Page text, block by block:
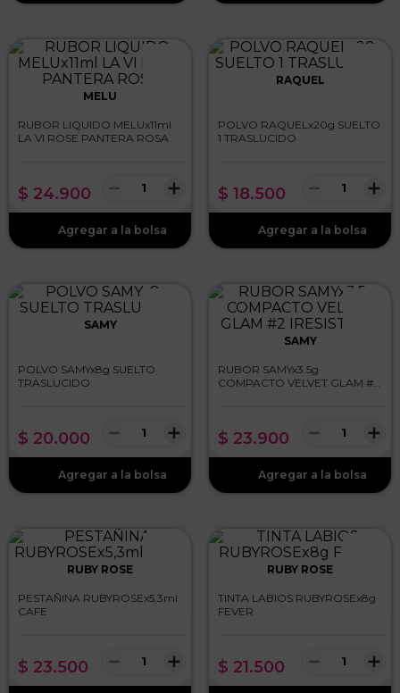
MELU
RUBOR LIQUIDO MELUx11ml
LA VI ROSE PANTERA ROSA
$ 24.900 ＋
－
RAQUEL
POLVO RAQUELx20g SUELTO
1 TRASLUCIDO
$ 18.500 ＋
－
SAMY
POLVO SAMYx8g SUELTO
TRASLUCIDO
$ 20.000 ＋
－
SAMY
RUBOR SAMYx3.5g
COMPACTO VELVET GLAM #2
$ 23.900 ＋
－
RUBY ROSE
PESTAÑINA RUBYROSEx5,3ml
CAFE
$ 23.500 ＋
－
RUBY ROSE
TINTA LABIOS RUBYROSEx8g
FEVER
$ 21.500 ＋
－